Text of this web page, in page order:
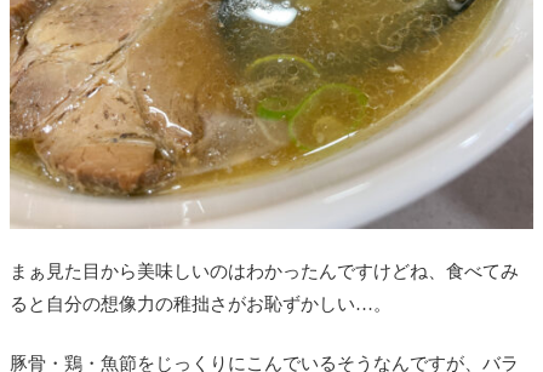
まぁ見た目から美味しいのはわかったんですけどね、食べてみ
ると自分の想像力の稚拙さがお恥ずかしい…。
豚骨・鶏・魚節をじっくりにこんでいるそうなんですが、バラ